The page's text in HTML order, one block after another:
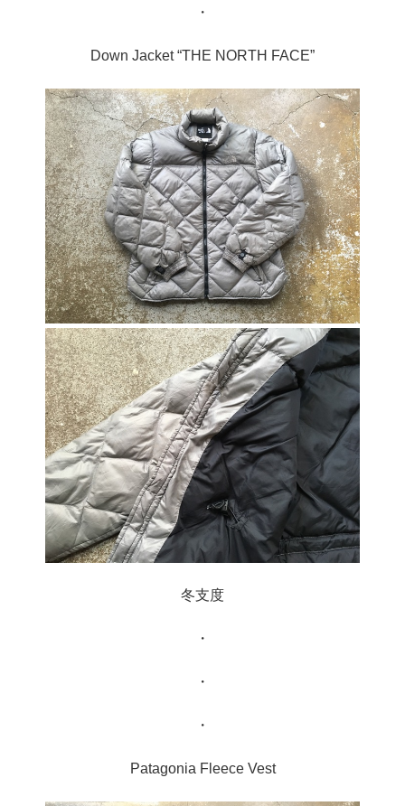
・
Down Jacket “THE NORTH FACE”
冬支度
・
・
・
Patagonia Fleece Vest